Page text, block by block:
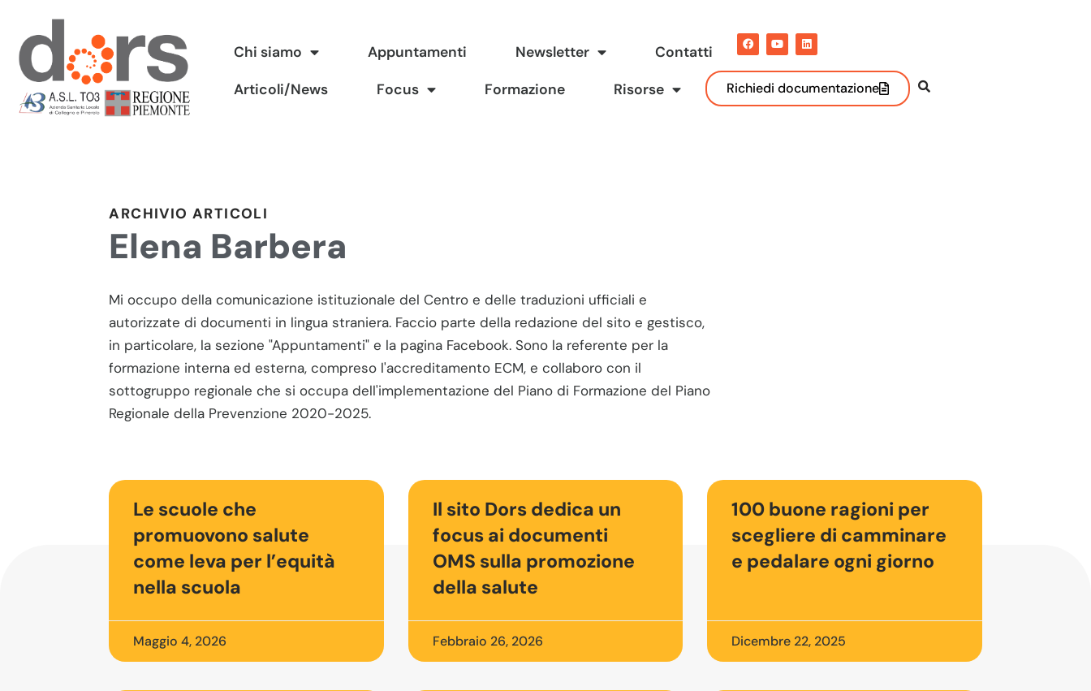
Vai
al
contenuto
Chi siamo Appuntamenti Newsletter Contatti
Articoli/News Focus Formazione Risorse Richiedi documentazione
ARCHIVIO ARTICOLI
Elena Barbera
Mi occupo della comunicazione istituzionale del Centro e delle traduzioni ufficiali e
autorizzate di documenti in lingua straniera. Faccio parte della redazione del sito e gestisco,
in particolare, la sezione "Appuntamenti" e la pagina Facebook. Sono la referente per la
formazione interna ed esterna, compreso l'accreditamento ECM, e collaboro con il
sottogruppo regionale che si occupa dell'implementazione del Piano di Formazione del Piano
Regionale della Prevenzione 2020-2025.
Le scuole che
promuovono salute
come leva per l’equità
nella scuola
Maggio 4, 2026
Il sito Dors dedica un
focus ai documenti
OMS sulla promozione
della salute
Febbraio 26, 2026
100 buone ragioni per
scegliere di camminare
e pedalare ogni giorno
Dicembre 22, 2025